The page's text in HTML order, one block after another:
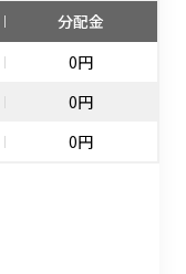
分配金
0円
0円
0円